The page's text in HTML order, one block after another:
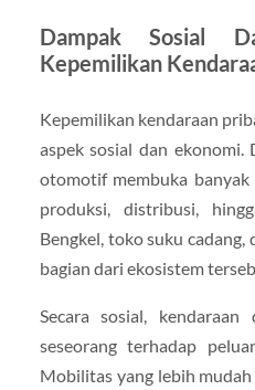
Dampak Sosial
Kepemilikan
Kepemilikan kendaraan
aspek sosial dan
otomotif membuka banyak
produksi, distribusi,
Bengkel, toko suku cadang,
bagian dari ekosistem
Secara sosial, kendaraan
seseorang terhadap
Mobilitas yang lebih